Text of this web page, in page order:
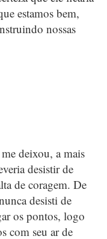
estamos bem,
nossas
deixou, a mais
desistir de
de coragem. De
desisti de
os pontos, logo
com seu ar de